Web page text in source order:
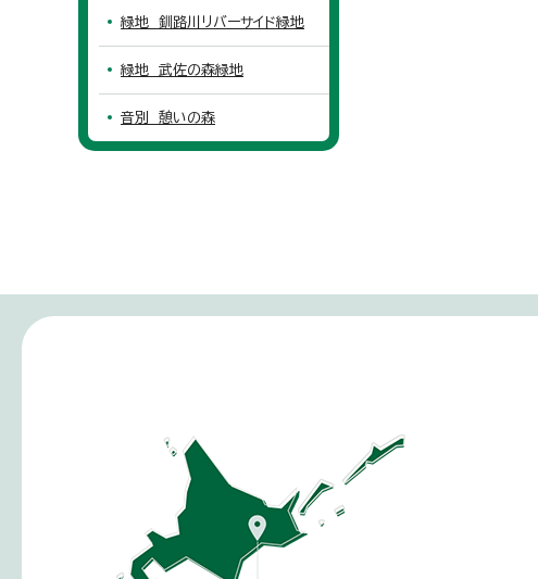
緑地 釧路川リバーサイド緑地
緑地 武佐の森緑地
音別 憩いの森